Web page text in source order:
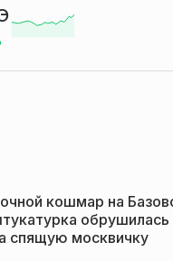
кошмар на
обрушилась
спящую москвичку